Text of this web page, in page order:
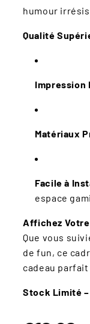
humour
Qualité
Impression
Matériaux
Facile à
espace
Affichez
Que vous
de fun, ce
cadeau
Stock Limité –